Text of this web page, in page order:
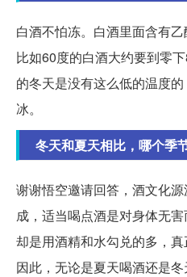
白酒不怕冻。白酒里面含有乙
比如60度的白酒大约要到零
的冬天是没有这么低的温度
冰。
冬天和夏天相比，哪个季
谢谢悟空邀请回答，酒文化
成，适当喝点酒是对身体无
却是用酒精和水勾兑的多，真
因此，无论是夏天喝酒还是